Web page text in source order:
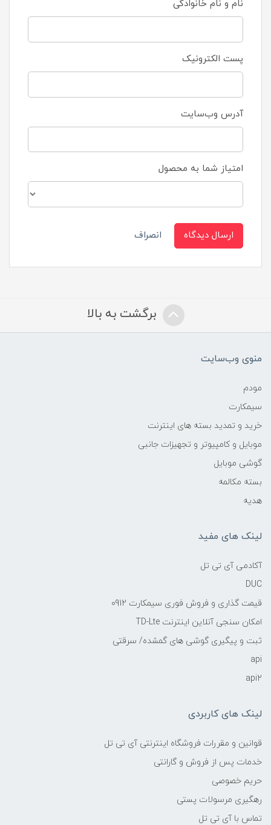
نام و نام خانوادگی
پست الکترونیک
آدرس وب‌سایت
امتیاز شما به محصول
ارسال دیدگاه انصراف
برگشت به بالا
منوی وب‌سایت
مودم
سیمکارت
خرید و تمدید بسته های اینترنت
موبایل و کامپیوتر و تجهیزات جانبی
گوشی موبایل
بسته مکالمه
هدیه
لینک های مفید
آکادمی آی تی تل
DUC
قیمت گذاری و فروش فوری سیمکارت 0912
امکان سنجی آنلاین اینترنت TD-Lte
ثبت و پیگیری گوشی های گمشده/ سرقتی
api
api2
لینک های کاربردی
قوانین و مقررات فروشگاه اینترنتی آی تی تل
خدمات پس از فروش و گارانتی
حریم خصوصی
رهگیری مرسولات پستی
تماس با آی تی تل